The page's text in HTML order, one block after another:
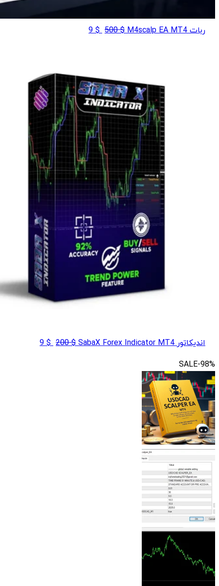
ربات M4scalp EA MT4 $
500
قیمت
$
9 قیمت
اندیکاتور SabaX Forex Indicator MT4 $
200
قیمت
$
9 قیمت
SALE-98%